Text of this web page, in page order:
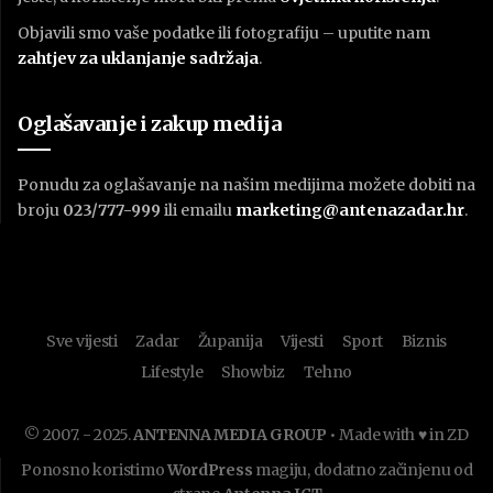
Objavili smo vaše podatke ili fotografiju – uputite nam
zahtjev za uklanjanje sadržaja.
Oglašavanje i zakup medija
Ponudu za oglašavanje na našim medijima možete dobiti na
broju 023/777-999 ili emailu marketing@antenazadar.hr.
Sve vijesti Zadar Županija Vijesti Sport
Biznis
Lifestyle
Showbiz Tehno
© 2007. - 2025.ANTENNA MEDIA GROUP • Made with ♥ in ZD
Ponosno koristimoWordPress magiju, dodatno začinjenu od